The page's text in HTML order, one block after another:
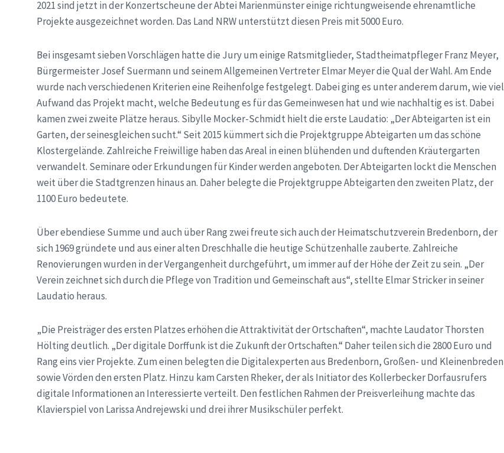
2021 sind jetzt in der Konzertscheune der Abtei Marienmünster einige richtungweisende ehrenamtliche
Projekte ausgezeichnet worden. Das Land NRW unterstützt diesen Preis mit 5000 Euro.
Bei insgesamt sieben Vorschlägen hatte die Jury um einige Ratsmitglieder, Stadtheimatpfleger Franz Meyer,
Bürgermeister Josef Suermann und seinem Allgemeinen Vertreter Elmar Meyer die Qual der Wahl. Am Ende
wurde nach verschiedenen Kriterien eine Reihenfolge festgelegt. Dabei ging es unter anderem darum, wie viel
Aufwand das Projekt macht, welche Bedeutung es für das Gemeinwesen hat und wie nachhaltig es ist. Dabei
kamen zwei zweite Plätze heraus. Sibylle Mocker-Schmidt hielt die erste Laudatio: „Der Abteigarten ist ein
Garten, der seinesgleichen sucht.“ Seit 2015 kümmert sich die Projektgruppe Abteigarten um das schöne
Klostergelände. Zahlreiche Freiwillige haben das Areal in einen blühenden und duftenden Kräutergarten
verwandelt. Seminare oder Erkundungen für Kinder werden angeboten. Der Abteigarten lockt die Menschen
weit über die Stadtgrenzen hinaus an. Daher belegte die Projektgruppe Abteigarten den zweiten Platz, der
1100 Euro bedeutete.
Über ebendiese Summe und auch über Rang zwei freute sich auch der Heimatschutzverein Bredenborn, der
sich 1969 gründete und aus einer alten Dreschhalle die heutige Schützenhalle zauberte. Zahlreiche
Renovierungen wurden in der Vergangenheit durchgeführt, um immer auf der Höhe der Zeit zu sein. „Der
Verein zeichnet sich durch die Pflege von Tradition und Gemeinschaft aus“, stellte Elmar Stricker in seiner
Laudatio heraus.
„Die Preisträger des ersten Platzes erhöhen die Attraktivität der Ortschaften“, machte Laudator Thorsten
Hölting deutlich. „Der digitale Dorffunk ist die Zukunft der Ortschaften.“ Daher teilen sich die 2800 Euro und
Rang eins vier Projekte. Zum einen belegten die Digitalexperten aus Bredenborn, Großen- und Kleinenbreden
sowie Vörden den ersten Platz. Hinzu kam Carsten Rheker, der als Initiator des Kollerbecker Dorfausrufers
digitale Informationen an Interessierte verteilt. Den festlichen Rahmen der Preisverleihung machte das
Klavierspiel von Larissa Andrejewski und drei ihrer Musikschüler perfekt.